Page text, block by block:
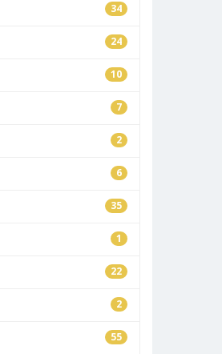
34
24
10
7
2
6
35
1
22
2
55